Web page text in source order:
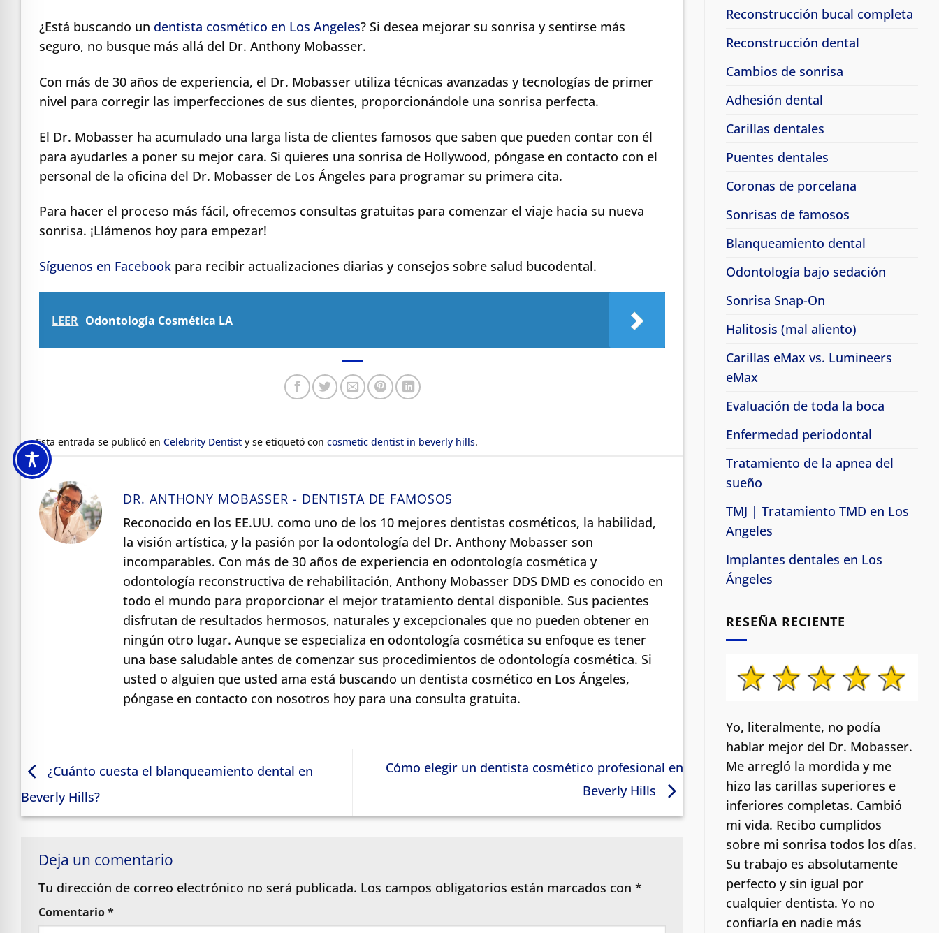
¿Está buscando un dentista cosmético en Los Angeles? Si desea mejorar su sonrisa y sentirse más
seguro, no busque más allá del Dr. Anthony Mobasser.
Con más de 30 años de experiencia, el Dr. Mobasser utiliza técnicas avanzadas y tecnologías de primer
nivel para corregir las imperfecciones de sus dientes, proporcionándole una sonrisa perfecta.
El Dr. Mobasser ha acumulado una larga lista de clientes famosos que saben que pueden contar con él
para ayudarles a poner su mejor cara. Si quieres una sonrisa de Hollywood, póngase en contacto con el
personal de la oficina del Dr. Mobasser de Los Ángeles para programar su primera cita.
Para hacer el proceso más fácil, ofrecemos consultas gratuitas para comenzar el viaje hacia su nueva
sonrisa. ¡Llámenos hoy para empezar!
Síguenos en Facebook para recibir actualizaciones diarias y consejos sobre salud bucodental.
LEER Odontología Cosmética LA
Esta entrada se publicó enCelebrity Dentist y se etiquetó concosmetic dentist in beverly hills.
DR. ANTHONY MOBASSER - DENTISTA DE FAMOSOS
Reconocido en los EE.UU. como uno de los 10 mejores dentistas cosméticos, la habilidad,
la visión artística, y la pasión por la odontología del Dr. Anthony Mobasser son
incomparables. Con más de 30 años de experiencia en odontología cosmética y
odontología reconstructiva de rehabilitación, Anthony Mobasser DDS DMD es conocido en
todo el mundo para proporcionar el mejor tratamiento dental disponible. Sus pacientes
disfrutan de resultados hermosos, naturales y excepcionales que no pueden obtener en
ningún otro lugar. Aunque se especializa en odontología cosmética su enfoque es tener
una base saludable antes de comenzar sus procedimientos de odontología cosmética. Si
usted o alguien que usted ama está buscando un dentista cosmético en Los Ángeles,
póngase en contacto con nosotros hoy para una consulta gratuita.
¿Cuánto cuesta el blanqueamiento dental en
Beverly Hills?
Cómo elegir un dentista cosmético profesional en
Beverly Hills
Deja un comentario
Tu dirección de correo electrónico no será publicada. Los campos obligatorios están marcados con *
Comentario*
Reconstrucción bucal completa
Reconstrucción dental
Cambios de sonrisa
Adhesión dental
Carillas dentales
Puentes dentales
Coronas de porcelana
Sonrisas de famosos
Blanqueamiento dental
Odontología bajo sedación
Sonrisa Snap-On
Halitosis (mal aliento)
Carillas eMax vs. Lumineers
eMax
Evaluación de toda la boca
Enfermedad periodontal
Tratamiento de la apnea del
sueño
TMJ | Tratamiento TMD en Los
Angeles
Implantes dentales en Los
Ángeles
RESEÑA RECIENTE
Yo, literalmente, no podía
hablar mejor del Dr. Mobasser.
Me arregló la mordida y me
hizo las carillas superiores e
inferiores completas. Cambió
mi vida. Recibo cumplidos
sobre mi sonrisa todos los días.
Su trabajo es absolutamente
perfecto y sin igual por
cualquier dentista. Yo no
confiaría en nadie más